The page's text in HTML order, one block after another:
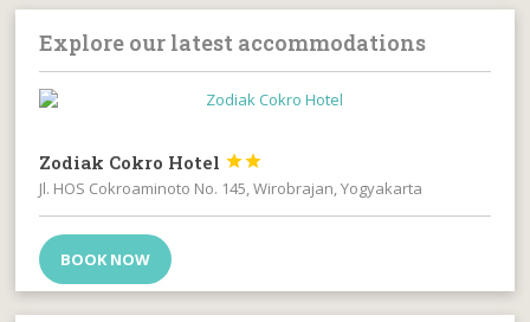
Explore our latest accommodations
Zodiak Cokro Hotel 

Jl. HOS Cokroaminoto No. 145, Wirobrajan, Yogyakarta
BOOK NOW